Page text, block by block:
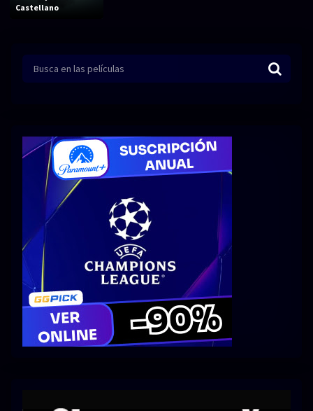
Comedia Crimen
Terror
Fantástico Romance
Bélico Thriller
Biográfico
SERIES
Series 1080p Series 4K HDR
Series 720p 2160p 4K SDR
Series 1080p 60 FPS
Castellano